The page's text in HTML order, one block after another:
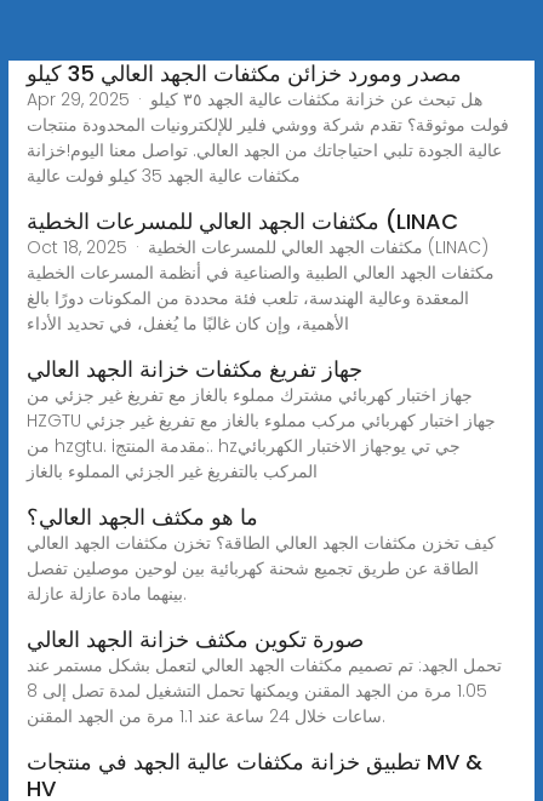
مصدر ومورد خزائن مكثفات الجهد العالي 35 كيلو
Apr 29, 2025 · هل تبحث عن خزانة مكثفات عالية الجهد ٣٥ كيلو
فولت موثوقة؟ تقدم شركة ووشي فلير للإلكترونيات المحدودة منتجات
عالية الجودة تلبي احتياجاتك من الجهد العالي. تواصل معنا اليوم!خزانة
مكثفات عالية الجهد 35 كيلو فولت عالية
مكثفات الجهد العالي للمسرعات الخطية (LINAC
Oct 18, 2025 · مكثفات الجهد العالي للمسرعات الخطية (LINAC)
مكثفات الجهد العالي الطبية والصناعية في أنظمة المسرعات الخطية
المعقدة وعالية الهندسة، تلعب فئة محددة من المكونات دورًا بالغ
الأهمية، وإن كان غالبًا ما يُغفل، في تحديد الأداء
جهاز تفريغ مكثفات خزانة الجهد العالي
جهاز اختبار كهربائي مشترك مملوء بالغاز مع تفريغ غير جزئي من
HZGTU جهاز اختبار كهربائي مركب مملوء بالغاز مع تفريغ غير جزئي
من hzgtu. iمقدمة المنتج:. hzجي تي يوجهاز الاختبار الكهربائي
المركب بالتفريغ غير الجزئي المملوء بالغاز
ما هو مكثف الجهد العالي؟
كيف تخزن مكثفات الجهد العالي الطاقة؟ تخزن مكثفات الجهد العالي
الطاقة عن طريق تجميع شحنة كهربائية بين لوحين موصلين تفصل
بينهما مادة عازلة عازلة.
صورة تكوين مكثف خزانة الجهد العالي
تحمل الجهد: تم تصميم مكثفات الجهد العالي لتعمل بشكل مستمر عند
1.05 مرة من الجهد المقنن ويمكنها تحمل التشغيل لمدة تصل إلى 8
ساعات خلال 24 ساعة عند 1.1 مرة من الجهد المقنن.
تطبيق خزانة مكثفات عالية الجهد في منتجات MV &
HV